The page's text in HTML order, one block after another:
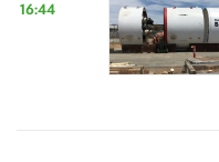
16:44